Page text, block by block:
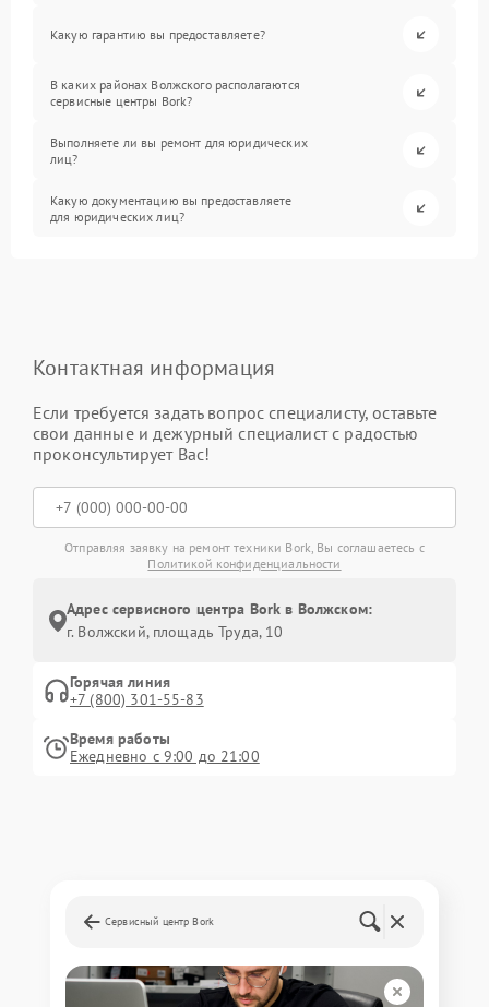
Какую гарантию вы предоставляете?
В каких районах Волжского располагаются
сервисные центры Bork?
Выполняете ли вы ремонт для юридических
лиц?
Какую документацию вы предоставляете
для юридических лиц?
Контактная информация
Если требуется задать вопрос специалисту, оставьте
свои данные и дежурный специалист с радостью
проконсультирует Вас!
Отправляя заявку на ремонт техники Bork, Вы соглашаетесь с
Политикой конфиденциальности
Адрес сервисного центра Bork в Волжском:
г. Волжский, площадь Труда, 10
Горячая линия
+7 (800) 301-55-83
Время работы
Ежедневно с 9:00 до 21:00
Сервисный центр Bork